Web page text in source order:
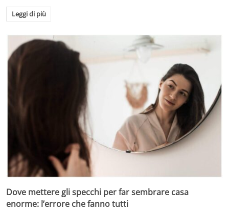
Leggi di più
Dove mettere gli specchi per far sembrare casa
enorme: l’errore che fanno tutti